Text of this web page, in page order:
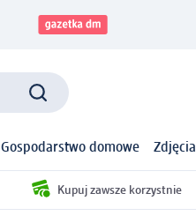
Gospodarstwo domowe Zdjęcia
Kupuj zawsze korzystnie